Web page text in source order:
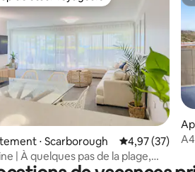
sur la base de 85 commentaires : 4,91
⋅ Scarborough Évaluation
4,97 (37)
| À quelques pas de la plage,